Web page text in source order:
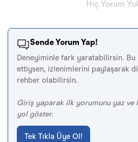
Hiç Yorum
Sende Yorum Yap!
Deneyiminle fark yaratabilirsin. Bu
ettiysen, izlenimlerini paylaşarak
rehber olabilirsin.
Giriş yaparak ilk yorumunu yaz ve
yol göster.
Tek Tıkla Üye Ol!